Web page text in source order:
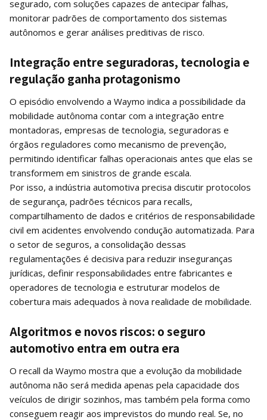
segurado, com soluções capazes de antecipar falhas,
monitorar padrões de comportamento dos sistemas
autônomos e gerar análises preditivas de risco.
Integração entre seguradoras, tecnologia e
regulação ganha protagonismo
O episódio envolvendo a Waymo indica a possibilidade da
mobilidade autônoma contar com a integração entre
montadoras, empresas de tecnologia, seguradoras e
órgãos reguladores como mecanismo de prevenção,
permitindo identificar falhas operacionais antes que elas se
transformem em sinistros de grande escala.
Por isso, a indústria automotiva precisa discutir protocolos
de segurança, padrões técnicos para recalls,
compartilhamento de dados e critérios de responsabilidade
civil em acidentes envolvendo condução automatizada. Para
o setor de seguros, a consolidação dessas
regulamentações é decisiva para reduzir inseguranças
jurídicas, definir responsabilidades entre fabricantes e
operadores de tecnologia e estruturar modelos de
cobertura mais adequados à nova realidade de mobilidade.
Algoritmos e novos riscos: o seguro
automotivo entra em outra era
O recall da Waymo mostra que a evolução da mobilidade
autônoma não será medida apenas pela capacidade dos
veículos de dirigir sozinhos, mas também pela forma como
conseguem reagir aos imprevistos do mundo real. Se, no